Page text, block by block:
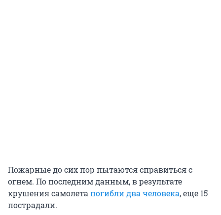
Пожарные до сих пор пытаются справиться с
огнем. По последним данным, в результате
крушения самолета погибли два человека, еще 15
пострадали.